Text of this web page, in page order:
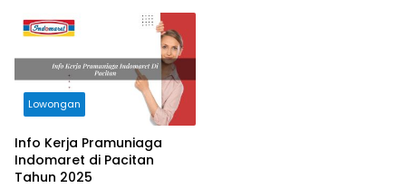
Lowongan
Info Kerja Pramuniaga
Indomaret di Pacitan
Tahun 2025